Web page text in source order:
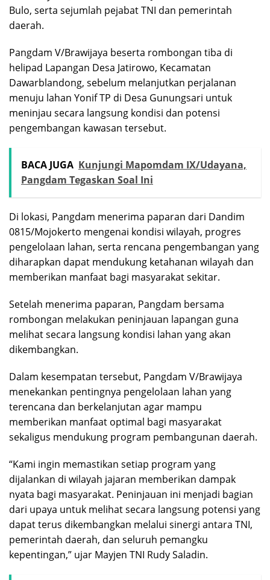
Bulo, serta sejumlah pejabat TNI dan pemerintah
daerah.
Pangdam V/Brawijaya beserta rombongan tiba di
helipad Lapangan Desa Jatirowo, Kecamatan
Dawarblandong, sebelum melanjutkan perjalanan
menuju lahan Yonif TP di Desa Gunungsari untuk
meninjau secara langsung kondisi dan potensi
pengembangan kawasan tersebut.
BACA JUGA Kunjungi Mapomdam IX/Udayana,
Pangdam Tegaskan Soal Ini
Di lokasi, Pangdam menerima paparan dari Dandim
0815/Mojokerto mengenai kondisi wilayah, progres
pengelolaan lahan, serta rencana pengembangan yang
diharapkan dapat mendukung ketahanan wilayah dan
memberikan manfaat bagi masyarakat sekitar.
Setelah menerima paparan, Pangdam bersama
rombongan melakukan peninjauan lapangan guna
melihat secara langsung kondisi lahan yang akan
dikembangkan.
Dalam kesempatan tersebut, Pangdam V/Brawijaya
menekankan pentingnya pengelolaan lahan yang
terencana dan berkelanjutan agar mampu
memberikan manfaat optimal bagi masyarakat
sekaligus mendukung program pembangunan daerah.
“Kami ingin memastikan setiap program yang
dijalankan di wilayah jajaran memberikan dampak
nyata bagi masyarakat. Peninjauan ini menjadi bagian
dari upaya untuk melihat secara langsung potensi yang
dapat terus dikembangkan melalui sinergi antara TNI,
pemerintah daerah, dan seluruh pemangku
kepentingan,” ujar Mayjen TNI Rudy Saladin.